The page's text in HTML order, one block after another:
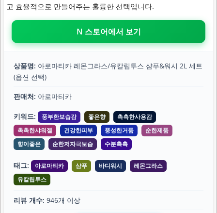
고 효율적으로 만들어주는 훌륭한 선택입니다.
N 스토어에서 보기
상품명: 아로마티카 레몬그라스/유칼립투스 샴푸&워시 2L 세트
(옵션 선택)
판매처: 아로마티카
키워드: 풍부한보습감 좋은향
촉촉한사용감
촉촉한샤워젤
건강한피부 풍성한거품
순한제품
향이좋은
순한저자극보습 수분촉촉
태그: 아로마티카 샴푸 바디워시
레몬그라스
유칼립투스
리뷰 개수: 946개 이상